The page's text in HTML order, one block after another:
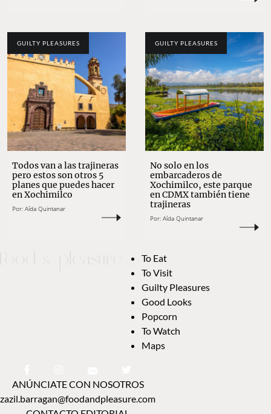
GUILTY PLEASURES
Todos van a las trajineras
pero estos son otros 5
planes que puedes hacer
en Xochimilco
Por: Aída Quintanar
GUILTY PLEASURES
No solo en los
embarcaderos de
Xochimilco, este parque
en CDMX también tiene
trajineras
Por: Aída Quintanar
To Eat
To Visit
Guilty Pleasures
Good Looks
Popcorn
To Watch
Maps
ANÚNCIATE CON NOSOTROS
zazil.barragan@foodandpleasure.com